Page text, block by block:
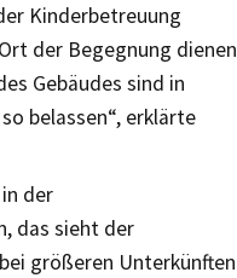
Kinderbetreuung
der Begegnung dienen
Gebäudes sind in
belassen“, erklärte
der
das sieht der
größeren Unterkünften